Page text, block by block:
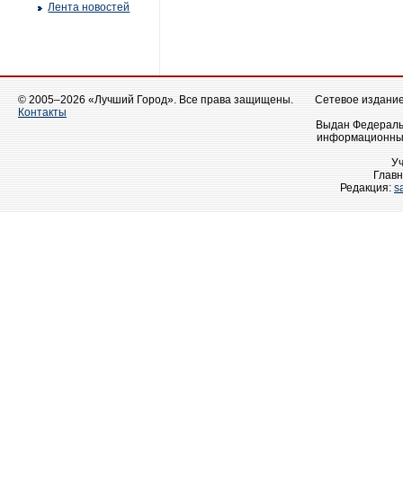
Лента новостей
© 2005–2026 «Лучший Город». Все права защищены.
Контакты
Сетевое
Выдан
Редакция: